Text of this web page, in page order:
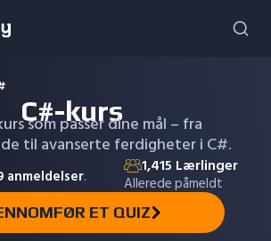
C#-kurs
som passer dine mål – fra
til avanserte ferdigheter i C#.
anmeldelser. 1,415 Lærlinger
Allerede påmeldt
ET QUIZ